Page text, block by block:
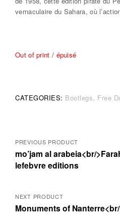
vernaculaire du Sahara, où
Out of print / épuisé
CATEGORIES: Bootlegs Free
Posts
navigation
PREVIOUS PRODUCT
mo’jam al arabeia<br/
lefebvre editions
NEXT PRODUCT
Monuments of